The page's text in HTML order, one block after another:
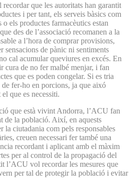
que les autoritats han garantit
i per tant, els serveis bàsics com
els productes farmacèutics estan
des de l’associació recomanen a la
a l’hora de comprar provisions,
sensacions de pànic ni sentiments
cal acumular queviures en excés. En
cura de no fer malbé menjar, i fan
que es poden congelar. Si es tria
de fer-ho en porcions, ja que aixó
que es necessiti.
que està vivint Andorra, l’ACU fan
de la població. Així, en aquests
la ciutadania com pels responsables
creuen necessari fer també una
recordant i aplicant amb el màxim
per al control de la propagació del
l’ACU vol recordar les mesures que
per tal de protegir la població i evitar